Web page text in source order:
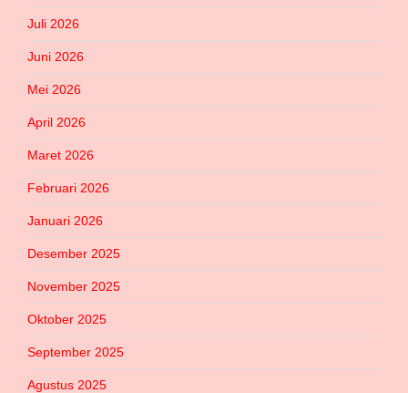
Juli 2026
Juni 2026
Mei 2026
April 2026
Maret 2026
Februari 2026
Januari 2026
Desember 2025
November 2025
Oktober 2025
September 2025
Agustus 2025